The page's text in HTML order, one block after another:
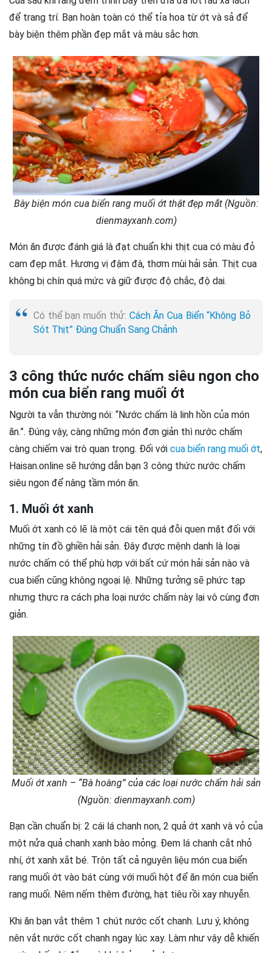
để trang trí. Bạn hoàn toàn có thể tỉa hoa từ ớt và sả để
bày biện thêm phần đẹp mắt và màu sắc hơn.
Bày biện món cua biển rang muối ớt thật đẹp mắt (Nguồn:
dienmayxanh.com)
Món ăn được đánh giá là đạt chuẩn khi thịt cua có màu đỏ
cam đẹp mắt. Hương vị đậm đà, thơm mùi hải sản. Thịt cua
không bị chín quá mức và giữ được độ chắc, độ dai.
Có thể bạn muốn thử: Cách Ăn Cua Biển “Không Bỏ
Sót Thịt” Đúng Chuẩn Sang Chảnh
3 công thức nước chấm siêu ngon cho
món cua biển rang muối ớt
Người ta vẫn thường nói: “Nước chấm là linh hồn của món
ăn.”. Đúng vậy, càng những món đơn giản thì nước chấm
càng chiếm vai trò quan trọng. Đối với cua biển rang muối ớt,
Haisan.online sẽ hướng dẫn bạn 3 công thức nước chấm
siêu ngon để nâng tầm món ăn.
1. Muối ớt xanh
Muối ớt xanh có lẽ là một cái tên quá đỗi quen mặt đối với
những tín đồ ghiền hải sản. Đây được mệnh danh là loại
nước chấm có thể phù hợp với bất cứ món hải sản nào và
cua biển cũng không ngoại lệ. Những tưởng sẽ phức tạp
nhưng thực ra cách pha loại nước chấm này lại vô cùng đơn
giản.
Muối ớt xanh – “Bà hoàng” của các loại nước chấm hải sản
(Nguồn: dienmayxanh.com)
Bạn cần chuẩn bị: 2 cái lá chanh non, 2 quả ớt xanh và vỏ của
một nửa quả chanh xanh bào mỏng. Đem lá chanh cắt nhỏ
nhí, ớt xanh xắt bé. Trộn tất cả nguyên liệu món cua biển
rang muối ớt vào bát cùng với muối hột để ăn món cua biển
rang muối. Nêm nếm thêm đường, hạt tiêu rồi xay nhuyễn.
Khi ăn bạn vắt thêm 1 chút nước cốt chanh. Lưu ý, không
nên vắt nước cốt chanh ngay lúc xay. Làm như vậy dễ khiến